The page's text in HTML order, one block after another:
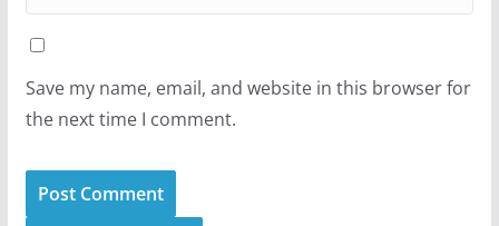
Save my name, email, and website in this browser for
the next time I comment.